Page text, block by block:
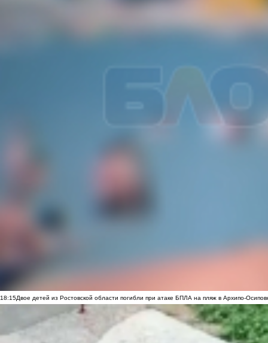
18:15Двое детей из Ростовской области погибли при атаке БПЛА на пляж в Архипо-